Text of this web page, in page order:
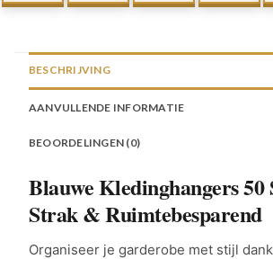
BESCHRIJVING
AANVULLENDE INFORMATIE
BEOORDELINGEN (0)
Blauwe Kledinghangers 50
Strak & Ruimtebesparend
Organiseer je garderobe met stijl